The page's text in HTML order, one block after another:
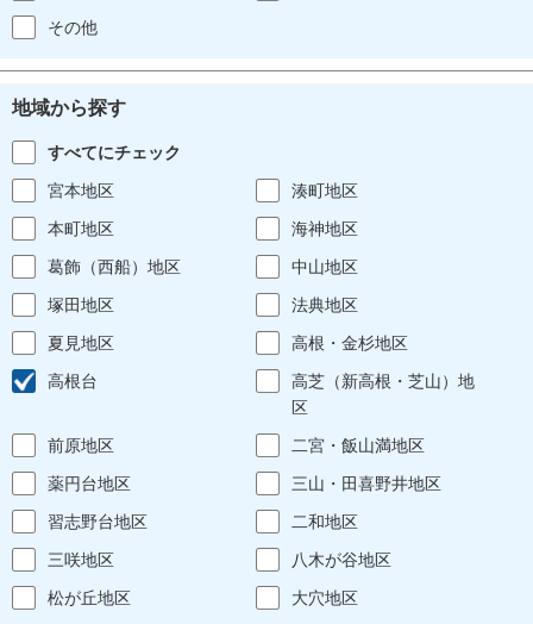
その他
地域から探す
すべてにチェック
宮本地区
湊町地区
本町地区
海神地区
葛飾（西船）地区
中山地区
塚田地区
法典地区
夏見地区
高根・金杉地区
高根台
高芝（新高根・芝山）地
区
前原地区
二宮・飯山満地区
薬円台地区
三山・田喜野井地区
習志野台地区
二和地区
三咲地区
八木が谷地区
松が丘地区
大穴地区